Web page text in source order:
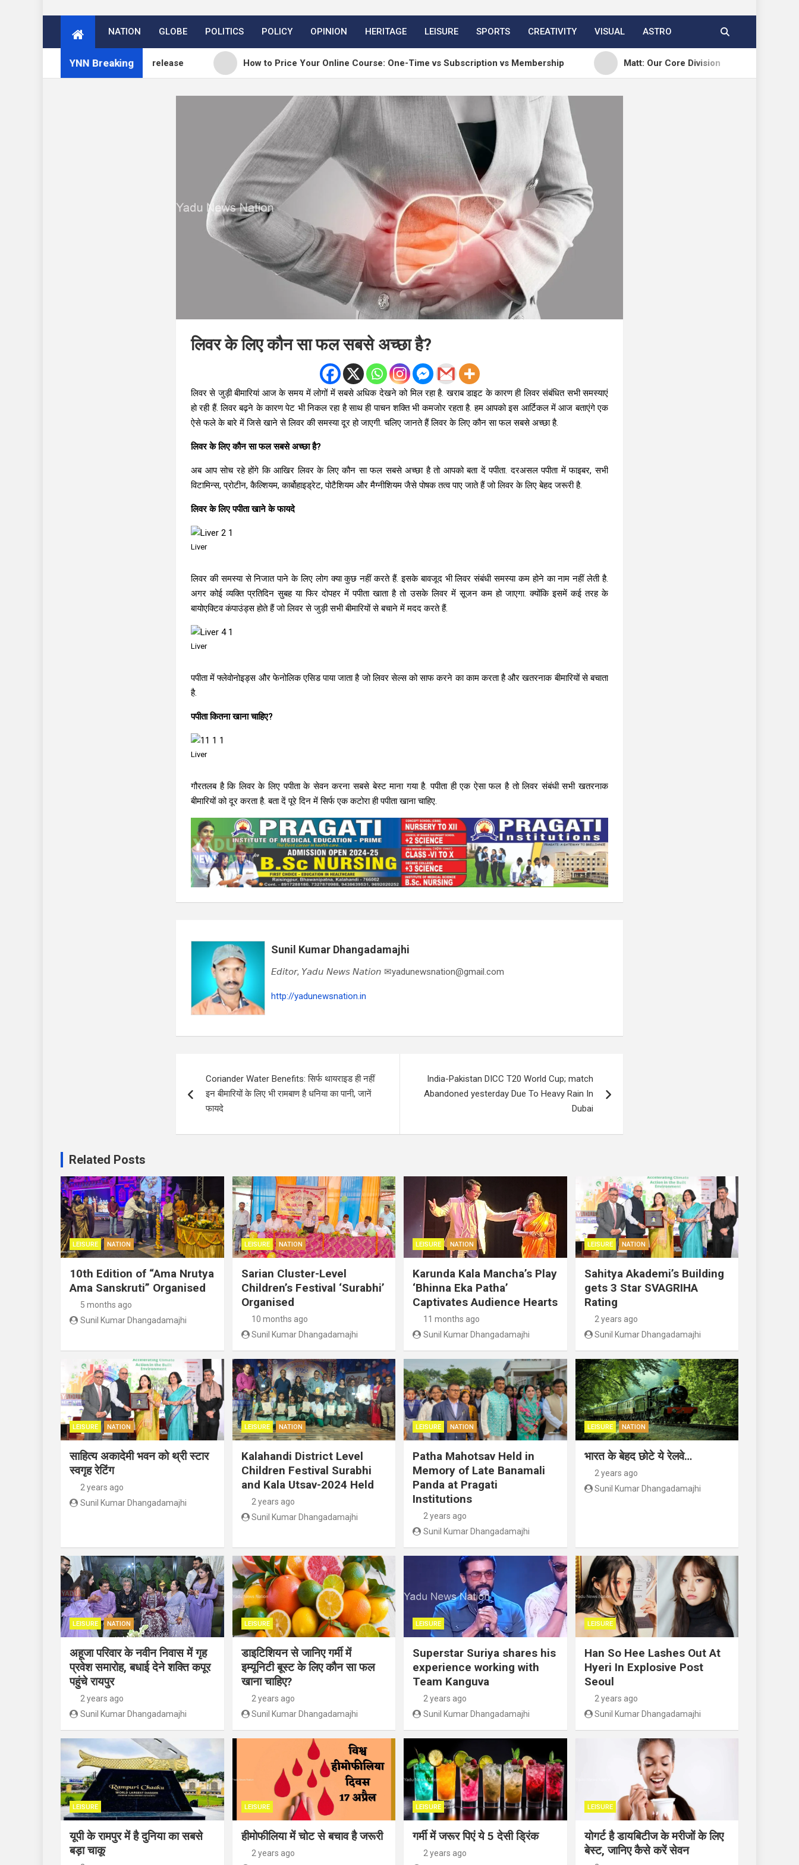
NATION GLOBE POLITICS POLICY OPINION HERITAGE LEISURE SPORTS CREATIVITY VISUAL ASTRO
YNN Breaking
WordPress 7.0.3 release How to Price Your Online Course: One-Time vs Subscription vs Membership Matt: Our Core Division
लिवर के लिए कौन सा फल सबसे अच्छा है?
लिवर से जुड़ी बीमारियां आज के समय में लोगों में सबसे अधिक देखने को मिल रहा है. खराब डाइट के कारण ही लिवर संबंधित सभी समस्याएं
हो रही हैं. लिवर बढ़ने के कारण पेट भी निकल रहा है साथ ही पाचन शक्ति भी कमजोर रहता है. हम आपको इस आर्टिकल में आज बताएंगे एक
ऐसे फले के बारे में जिसे खाने से लिवर की समस्या दूर हो जाएगी. चलिए जानते हैं लिवर के लिए कौन सा फल सबसे अच्छा है.
लिवर के लिए कौन सा फल सबसे अच्छा है?
अब आप सोच रहे होंगे कि आखिर लिवर के लिए कौन सा फल सबसे अच्छा है तो आपको बता दें पपीता. दरअसल पपीता में फाइबर, सभी
विटामिन्स, प्रोटीन, कैल्शियम, कार्बोहाइड्रेट, पोटैशियम और मैग्नीशियम जैसे पोषक तत्व पाए जाते हैं जो लिवर के लिए बेहद जरूरी है.
लिवर के लिए पपीता खाने के फायदे
Liver
लिवर की समस्या से निजात पाने के लिए लोग क्या कुछ नहीं करते हैं. इसके बावजूद भी लिवर संबंधी समस्या कम होने का नाम नहीं लेती है.
अगर कोई व्यक्ति प्रतिदिन सुबह या फिर दोपहर में पपीता खाता है तो उसके लिवर में सूजन कम हो जाएगा. क्योंकि इसमें कई तरह के
बायोएक्टिव कंपाउंड्स होते हैं जो लिवर से जुड़ी सभी बीमारियों से बचाने में मदद करते हैं.
Liver
पपीता में फ्लेवोनोइड्स और फेनोलिक एसिड पाया जाता है जो लिवर सेल्स को साफ करने का काम करता है और खतरनाक बीमारियों से बचाता
है.
पपीता कितना खाना चाहिए?
Liver
गौरतलब है कि लिवर के लिए पपीता के सेवन करना सबसे बेस्ट माना गया है. पपीता ही एक ऐसा फल है तो लिवर संबंधी सभी खतरनाक
बीमारियों को दूर करता है. बता दें पूरे दिन में सिर्फ एक कटोरा ही पपीता खाना चाहिए.
Sunil Kumar Dhangadamajhi
𝘌𝘥𝘪𝘵𝘰𝘳, 𝘠𝘢𝘥𝘶 𝘕𝘦𝘸𝘴 𝘕𝘢𝘵𝘪𝘰𝘯 ✉yadunewsnation@gmail.com
http://yadunewsnation.in
navigation
Coriander Water Benefits: सिर्फ थायराइड ही नहीं
इन बीमारियों के लिए भी रामबाण है धनिया का पानी, जानें
फायदे
India-Pakistan DICC T20 World Cup; match
Abandoned yesterday Due To Heavy Rain In
Dubai
Related Posts
LEISURE NATION
10th Edition of “Ama Nrutya
Ama Sanskruti” Organised
5 months ago
Sunil Kumar Dhangadamajhi
LEISURE NATION
Sarian Cluster-Level
Children’s Festival ‘Surabhi’
Organised
10 months ago
Sunil Kumar Dhangadamajhi
LEISURE NATION
Karunda Kala Mancha’s Play
‘Bhinna Eka Patha’
Captivates Audience Hearts
11 months ago
Sunil Kumar Dhangadamajhi
LEISURE NATION
Sahitya Akademi’s Building
gets 3 Star SVAGRIHA
Rating
2 years ago
Sunil Kumar Dhangadamajhi
LEISURE NATION
साहित्य अकादेमी भवन को थ्री स्टार
स्वगृह रेटिंग
2 years ago
Sunil Kumar Dhangadamajhi
LEISURE NATION
Kalahandi District Level
Children Festival Surabhi
and Kala Utsav-2024 Held
2 years ago
Sunil Kumar Dhangadamajhi
LEISURE NATION
Patha Mahotsav Held in
Memory of Late Banamali
Panda at Pragati
Institutions
2 years ago
Sunil Kumar Dhangadamajhi
LEISURE NATION
भारत के बेहद छोटे ये रेलवे…
2 years ago
Sunil Kumar Dhangadamajhi
LEISURE NATION
अहूजा परिवार के नवीन निवास में गृह
प्रवेश समारोह, बधाई देने शक्ति कपूर
पहुंचे रायपुर
2 years ago
Sunil Kumar Dhangadamajhi
LEISURE
डाइटिशियन से जानिए गर्मी में
इम्यूनिटी बूस्ट के लिए कौन सा फल
खाना चाहिए?
2 years ago
Sunil Kumar Dhangadamajhi
LEISURE
Superstar Suriya shares his
experience working with
Team Kanguva
2 years ago
Sunil Kumar Dhangadamajhi
LEISURE
Han So Hee Lashes Out At
Hyeri In Explosive Post
Seoul
2 years ago
Sunil Kumar Dhangadamajhi
LEISURE
यूपी के रामपुर में है दुनिया का सबसे
बड़ा चाकू
LEISURE
हीमोफीलिया में चोट से बचाव है जरूरी
2 years ago
LEISURE
गर्मी में जरूर पिएं ये 5 देसी ड्रिंक
2 years ago
LEISURE
योगर्ट है डायबिटीज के मरीजों के लिए
बेस्ट, जानिए कैसे करें सेवन